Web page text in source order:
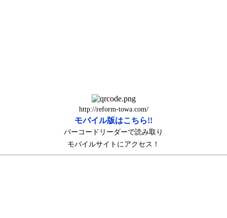
http://reform-towa.com/
モバイル版はこちら!!
バーコードリーダーで読み取り
モバイルサイトにアクセス！